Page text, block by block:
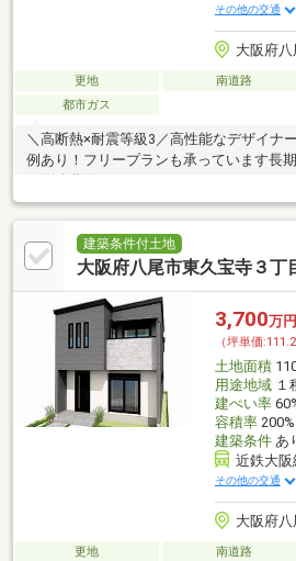
その他の交通
大阪府
更地 南道路
都市ガス
＼高断熱×耐震等級3／高性能なデザイナ
例あり！フリープランも承っています長
建築条件付土地
大阪府八尾市東久宝寺３丁
3,700万円
（坪単価
土地面積
用途地域１
建ぺい率
容積率200%
建築条件あ
近鉄大阪
その他の交通
大阪府
更地 南道路